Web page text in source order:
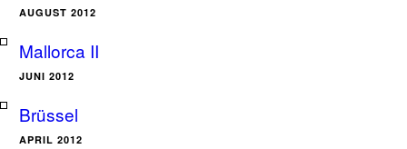
AUGUST 2012
Mallorca II
JUNI 2012
Brüssel
APRIL 2012